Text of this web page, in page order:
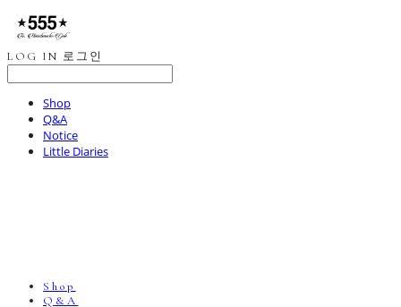
LOG IN 로그인
Shop
Q&A
Notice
Little Diaries
Shop
Q&A